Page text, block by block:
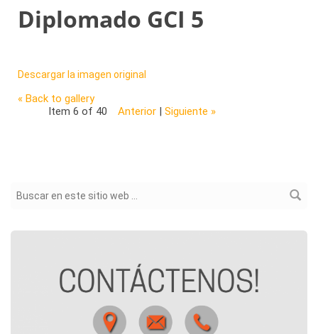
Diplomado GCI 5
Descargar la imagen original
« Back to gallery
Item 6 of 40
Anterior| Siguiente »
Formulario de búsqueda